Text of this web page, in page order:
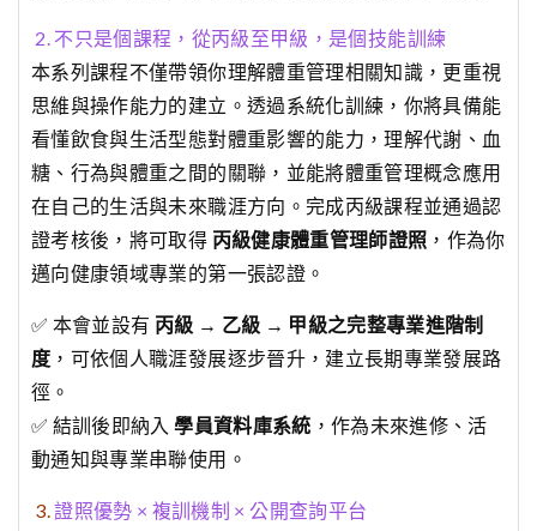
2. 不只是個課程，從丙級至甲級，是個技能訓練
本系列課程不僅帶領你理解體重管理相關知識，更重視
思維與操作能力的建立。透過系統化訓練，你將具備能
看懂飲食與生活型態對體重影響的能力，理解代謝、血
糖、行為與體重之間的關聯，並能將體重管理概念應用
在自己的生活與未來職涯方向。完成丙級課程並通過認
證考核後，將可取得 丙級健康體重管理師證照 ，作為你
邁向健康領域專業的第一張認證。
✅ 本會並設有 丙級 → 乙級 → 甲級之完整專業進階制
度 ，可依個人職涯發展逐步晉升，建立長期專業發展路
徑。
✅ 結訓後即納入學員資料庫系統 ，作為未來進修、活
動通知與專業串聯使用。
3.證照優勢 × 複訓機制 × 公開查詢平台